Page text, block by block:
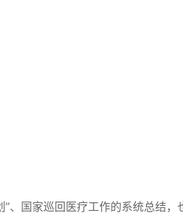
国家巡回医疗工作的系统总结，